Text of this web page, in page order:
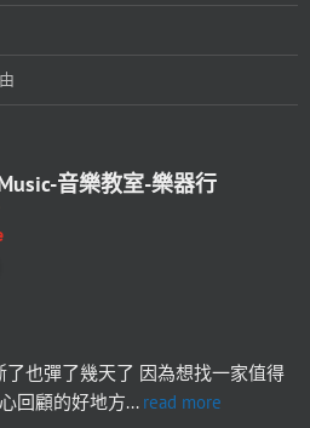
音樂教室-樂器行
了也彈了幾天了 因為想找一家值得
回顧的好地方... read more